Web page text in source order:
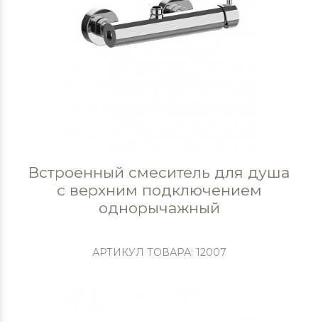
Встроенный смеситель для душа
с верхним подключением
однорычажный
АРТИКУЛ ТОВАРА: 12007